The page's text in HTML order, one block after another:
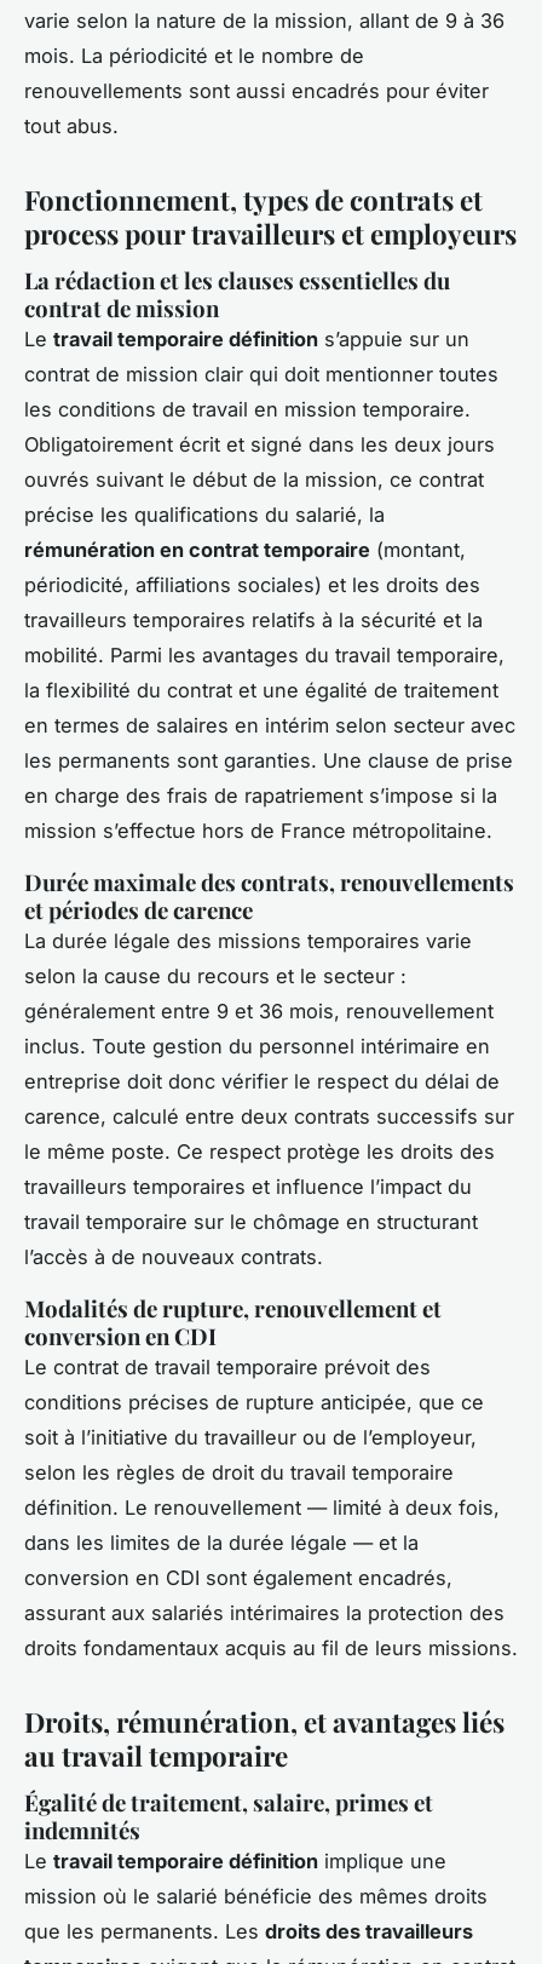
varie selon la nature de la mission, allant de 9 à 36
mois. La périodicité et le nombre de
renouvellements sont aussi encadrés pour éviter
tout abus.
Fonctionnement, types de contrats et
process pour travailleurs et employeurs
La rédaction et les clauses essentielles du
contrat de mission
Le travail temporaire définition s’appuie sur un
contrat de mission clair qui doit mentionner toutes
les conditions de travail en mission temporaire.
Obligatoirement écrit et signé dans les deux jours
ouvrés suivant le début de la mission, ce contrat
précise les qualifications du salarié, la
rémunération en contrat temporaire (montant,
périodicité, affiliations sociales) et les droits des
travailleurs temporaires relatifs à la sécurité et la
mobilité. Parmi les avantages du travail temporaire,
la flexibilité du contrat et une égalité de traitement
en termes de salaires en intérim selon secteur avec
les permanents sont garanties. Une clause de prise
en charge des frais de rapatriement s’impose si la
mission s’effectue hors de France métropolitaine.
Durée maximale des contrats, renouvellements
et périodes de carence
La durée légale des missions temporaires varie
selon la cause du recours et le secteur :
généralement entre 9 et 36 mois, renouvellement
inclus. Toute gestion du personnel intérimaire en
entreprise doit donc vérifier le respect du délai de
carence, calculé entre deux contrats successifs sur
le même poste. Ce respect protège les droits des
travailleurs temporaires et influence l’impact du
travail temporaire sur le chômage en structurant
l’accès à de nouveaux contrats.
Modalités de rupture, renouvellement et
conversion en CDI
Le contrat de travail temporaire prévoit des
conditions précises de rupture anticipée, que ce
soit à l’initiative du travailleur ou de l’employeur,
selon les règles de droit du travail temporaire
définition. Le renouvellement — limité à deux fois,
dans les limites de la durée légale — et la
conversion en CDI sont également encadrés,
assurant aux salariés intérimaires la protection des
droits fondamentaux acquis au fil de leurs missions.
Droits, rémunération, et avantages liés
au travail temporaire
Égalité de traitement, salaire, primes et
indemnités
Le travail temporaire définition implique une
mission où le salarié bénéficie des mêmes droits
que les permanents. Les droits des travailleurs